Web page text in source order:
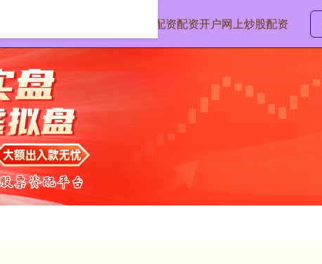
专业股票配资配资开户网上炒股配资